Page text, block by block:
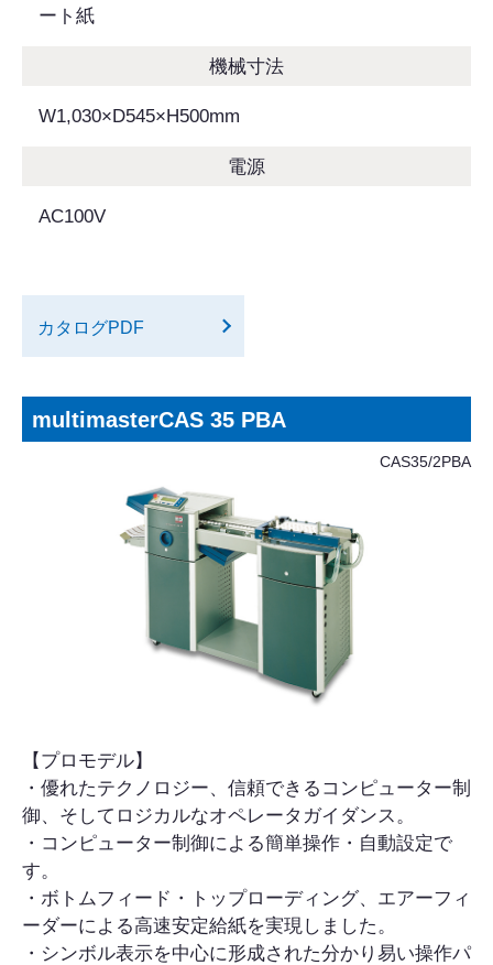
ート紙
機械寸法
W1,030×D545×H500mm
電源
AC100V
カタログPDF
multimasterCAS 35 PBA
CAS35/2PBA
【プロモデル】
・優れたテクノロジー、信頼できるコンピューター制
御、そしてロジカルなオペレータガイダンス。
・コンピューター制御による簡単操作・自動設定で
す。
・ボトムフィード・トップローディング、エアーフィ
ーダーによる高速安定給紙を実現しました。
・シンボル表示を中心に形成された分かり易い操作パ